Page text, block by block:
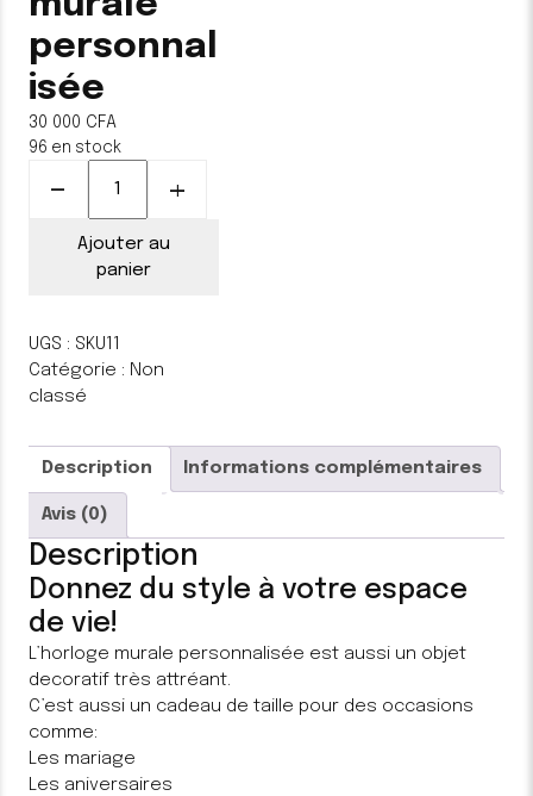
personnal
isée
30 000 CFA
96 en stock
Horloge
murale
personnalisée
Ajouter au
panier
UGS : SKU11
Catégorie : Non
classé
Description Informations complémentaires
Avis (0)
Description
Donnez du style à votre espace
de vie!
L’horloge murale personnalisée est aussi un objet
decoratif très attréant.
C’est aussi un cadeau de taille pour des occasions
comme:
Les mariage
Les aniversaires